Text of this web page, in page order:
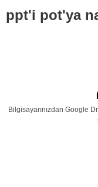
ppt'i pot'ya
Bilgisayarınızdan Google